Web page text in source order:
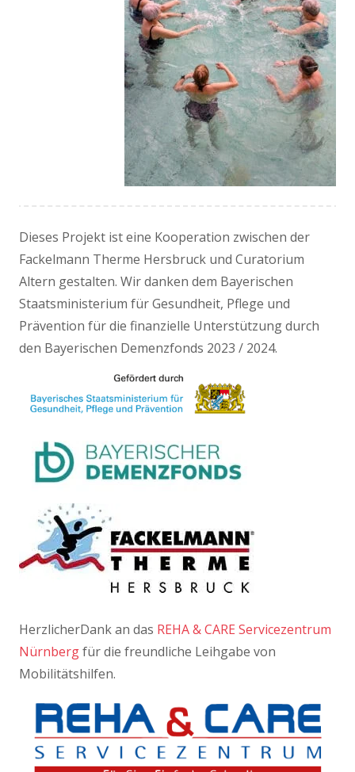
Dieses Projekt ist eine Kooperation zwischen der
Fackelmann Therme Hersbruck und Curatorium
Altern gestalten. Wir danken dem Bayerischen
Staatsministerium für Gesundheit, Pflege und
Prävention für die finanzielle Unterstützung durch
den Bayerischen Demenzfonds 2023 / 2024.
HerzlicherDank an das REHA & CARE Servicezentrum
Nürnbergfür die freundliche Leihgabe von
Mobilitätshilfen.